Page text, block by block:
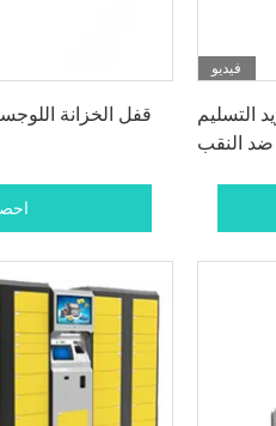
فيديو
بريد التسليم
ضد النقب